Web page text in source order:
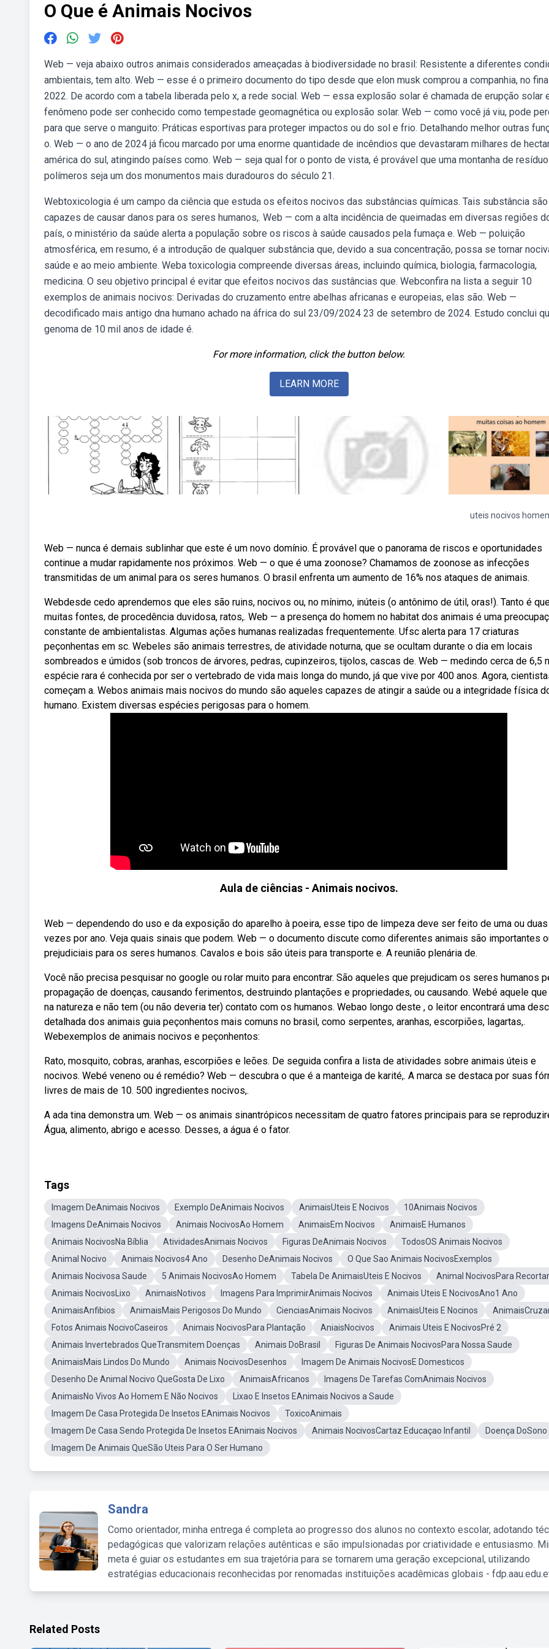
O Que é Animais Nocivos
Web — veja abaixo outros animais considerados ameaçadas à biodiversidade no brasil: Resistente a diferentes
ambientais, tem alto. Web — esse é o primeiro documento do tipo desde que elon musk comprou a companhia, no
2022. De acordo com a tabela liberada pelo x, a rede social. Web — essa explosão solar é chamada de erupção solar
fenômeno pode ser conhecido como tempestade geomagnética ou explosão solar. Web — como você já viu, pode
para que serve o manguito: Práticas esportivas para proteger impactos ou do sol e frio. Detalhando melhor outras
o. Web — o ano de 2024 já ficou marcado por uma enorme quantidade de incêndios que devastaram milhares de
américa do sul, atingindo países como. Web — seja qual for o ponto de vista, é provável que uma montanha de
polímeros seja um dos monumentos mais duradouros do século 21.
Webtoxicologia é um campo da ciência que estuda os efeitos nocivos das substâncias químicas. Tais substância são
capazes de causar danos para os seres humanos,. Web — com a alta incidência de queimadas em diversas regiões
país, o ministério da saúde alerta a população sobre os riscos à saúde causados pela fumaça e. Web — poluição
atmosférica, em resumo, é a introdução de qualquer substância que, devido a sua concentração, possa se tornar
saúde e ao meio ambiente. Weba toxicologia compreende diversas áreas, incluindo química, biologia, farmacologia,
medicina. O seu objetivo principal é evitar que efeitos nocivos das sustâncias que. Webconfira na lista a seguir 10
exemplos de animais nocivos: Derivadas do cruzamento entre abelhas africanas e europeias, elas são. Web —
decodificado mais antigo dna humano achado na áfrica do sul 23/09/2024 23 de setembro de 2024. Estudo conclui
genoma de 10 mil anos de idade é.
For more information, click the button below.
LEARN MORE
uteis nocivos
Web — nunca é demais sublinhar que este é um novo domínio. É provável que o panorama de riscos e oportunidades
continue a mudar rapidamente nos próximos. Web — o que é uma zoonose? Chamamos de zoonose as infecções
transmitidas de um animal para os seres humanos. O brasil enfrenta um aumento de 16% nos ataques de animais.
Webdesde cedo aprendemos que eles são ruins, nocivos ou, no mínimo, inúteis (o antônimo de útil, oras!). Tanto é
muitas fontes, de procedência duvidosa, ratos,. Web — a presença do homem no habitat dos animais é uma
constante de ambientalistas. Algumas ações humanas realizadas frequentemente. Ufsc alerta para 17 criaturas
peçonhentas em sc. Webeles são animais terrestres, de atividade noturna, que se ocultam durante o dia em locais
sombreados e úmidos (sob troncos de árvores, pedras, cupinzeiros, tijolos, cascas de. Web — medindo cerca de 6,5
espécie rara é conhecida por ser o vertebrado de vida mais longa do mundo, já que vive por 400 anos. Agora,
começam a. Webos animais mais nocivos do mundo são aqueles capazes de atingir a saúde ou a integridade física
humano. Existem diversas espécies perigosas para o homem.
Aula de ciências - Animais nocivos.
Web — dependendo do uso e da exposição do aparelho à poeira, esse tipo de limpeza deve ser feito de uma ou duas
vezes por ano. Veja quais sinais que podem. Web — o documento discute como diferentes animais são importantes
prejudiciais para os seres humanos. Cavalos e bois são úteis para transporte e. A reunião plenária de.
Você não precisa pesquisar no google ou rolar muito para encontrar. São aqueles que prejudicam os seres humanos
propagação de doenças, causando ferimentos, destruindo plantações e propriedades, ou causando. Webé aquele
na natureza e não tem (ou não deveria ter) contato com os humanos. Webao longo deste , o leitor encontrará uma
detalhada dos animais guia peçonhentos mais comuns no brasil, como serpentes, aranhas, escorpiões, lagartas,.
Webexemplos de animais nocivos e peçonhentos:
Rato, mosquito, cobras, aranhas, escorpiões e leões. De seguida confira a lista de atividades sobre animais úteis e
nocivos. Webé veneno ou é remédio? Web — descubra o que é a manteiga de karité,. A marca se destaca por suas
livres de mais de 10. 500 ingredientes nocivos,.
A ada tina demonstra um. Web — os animais sinantrópicos necessitam de quatro fatores principais para se
Água, alimento, abrigo e acesso. Desses, a água é o fator.
Tags
Imagem DeAnimais Nocivos Exemplo DeAnimais Nocivos AnimaisUteis E Nocivos
10Animais Nocivos
Imagens DeAnimais Nocivos
Animais NocivosAo Homem AnimaisEm Nocivos
AnimaisE Humanos
Animais NocivosNa Bíblia
AtividadesAnimais Nocivos Figuras DeAnimais Nocivos
TodosOS Animais Nocivos
Animal Nocivo
Animais Nocivos4 Ano Desenho DeAnimais Nocivos
O Que Sao Animais NocivosExemplos
Animais Nocivosa Saude
5 Animais NocivosAo Homem Tabela De AnimaisUteis E Nocivos
Animal NocivosPara Recortar
Animais NocivosLixo
AnimaisNotivos Imagens Para ImprimirAnimais Nocivos
Animais Uteis E NocivosAno1 Ano
AnimaisAnfibios
AnimaisMais Perigosos Do Mundo CienciasAnimais Nocivos AnimaisUteis E Nocinos
Fotos Animais NocivoCaseiros
Animais NocivosPara Plantação AniaisNocivos
Animais Uteis E NocivosPré 2
Animais Invertebrados QueTransmitem Doenças
Animais DoBrasil
Figuras De Animais NocivosPara Nossa Saude
AnimaisMais Lindos Do Mundo
Animais NocivosDesenhos
Imagem De Animais NocivosE Domesticos
Desenho De Animal Nocivo QueGosta De Lixo
AnimaisAfricanos
Imagens De Tarefas ComAnimais Nocivos
AnimaisNo Vivos Ao Homem E Não Nocivos
Lixao E Insetos EAnimais Nocivos a Saude
Imagem De Casa Protegida De Insetos EAnimais Nocivos
ToxicoAnimais
Imagem De Casa Sendo Protegida De Insetos EAnimais Nocivos
Animais NocivosCartaz Educaçao Infantil
Doença DoSono
Imagem De Animais QueSão Uteis Para O Ser Humano
Sandra
Como orientador, minha entrega é completa ao progresso dos alunos no contexto escolar, adotando
pedagógicas que valorizam relações autênticas e são impulsionadas por criatividade e entusiasmo.
meta é guiar os estudantes em sua trajetória para se tornarem uma geração excepcional, utilizando
estratégias educacionais reconhecidas por renomadas instituições acadêmicas globais -
Related Posts